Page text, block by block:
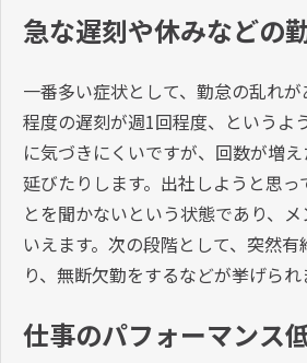
急な遅刻や休みなどの
一番多い症状として、勤怠の乱れ
程度の遅刻が週1回程度、というよ
に気づきにくいですが、回数が増
延びたりします。出社しようと思っ
とを聞かないという状態であり、
いえます。次の段階として、突然
り、無断欠勤をするなどが挙げられ
仕事のパフォーマンス